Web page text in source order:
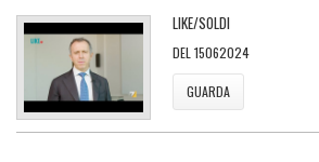
LIKE/SOLDI
DEL 15062024
GUARDA